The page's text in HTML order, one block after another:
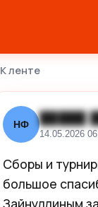
К ленте
НФ █████
14.05.2026
Сборы и
большое
Зайнуллиным